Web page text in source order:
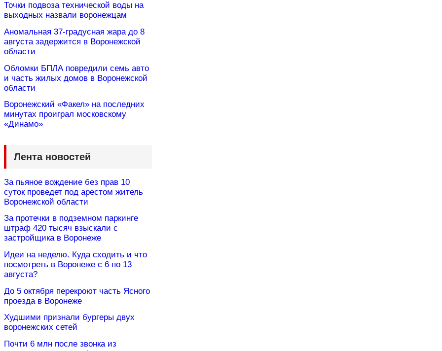
Точки подвоза технической воды на
выходных назвали воронежцам
Аномальная 37-градусная жара до 8
августа задержится в Воронежской
области
Обломки БПЛА повредили семь авто
и часть жилых домов в Воронежской
области
Воронежский «Факел» на последних
минутах проиграл московскому
«Динамо»
Лента новостей
За пьяное вождение без прав 10
суток проведет под арестом житель
Воронежской области
За протечки в подземном паркинге
штраф 420 тысяч взыскали с
застройщика в Воронеже
Идеи на неделю. Куда сходить и что
посмотреть в Воронеже с 6 по 13
августа?
До 5 октября перекроют часть Ясного
проезда в Воронеже
Худшими признали бургеры двух
воронежских сетей
Почти 6 млн после звонка из